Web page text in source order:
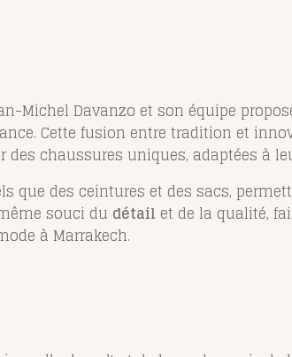
Michel Davanzo et son équipe
Cette fusion entre tradition et
chaussures uniques, adaptées à
que des ceintures et des sacs,
souci du détail et de la qualité,
à Marrakech.